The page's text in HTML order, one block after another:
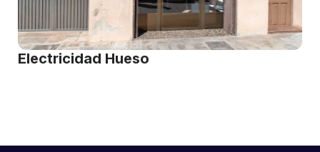
Electricidad Hueso